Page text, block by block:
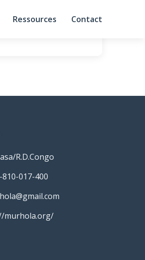
Ressources Contact
R.D.Congo
017-400
murhola.org/